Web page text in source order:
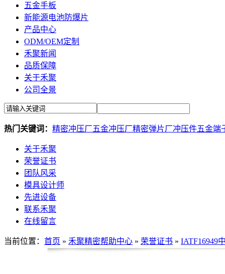
五金手板
新能源电池防爆片
产品中心
ODM/OEM定制
禾聚新闻
品质保障
关于禾聚
公司全景
热门关键词： 精密冲压厂五金冲压厂精密弹片厂冲压件五金端
关于禾聚
荣誉证书
团队风采
模具设计师
先进设备
联系禾聚
在线留言
当前位置： 首页 » 禾聚精密帮助中心 » 荣誉证书 » IATF16949